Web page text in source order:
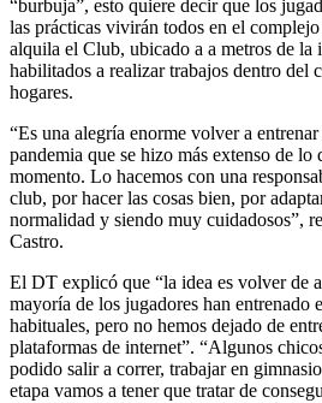
“burbuja”, esto quiere decir que los
las prácticas vivirán todos en el
alquila el Club, ubicado a a metros de la
habilitados a realizar trabajos dentro del
hogares.
“Es una alegría enorme volver a
pandemia que se hizo más extenso de lo
momento. Lo hacemos con una
club, por hacer las cosas bien, por
normalidad y siendo muy cuidadosos”,
Castro.
El DT explicó que “la idea es volver de
mayoría de los jugadores han entrenado
habituales, pero no hemos dejado de
plataformas de internet”. “Algunos
podido salir a correr, trabajar en
etapa vamos a tener que tratar de